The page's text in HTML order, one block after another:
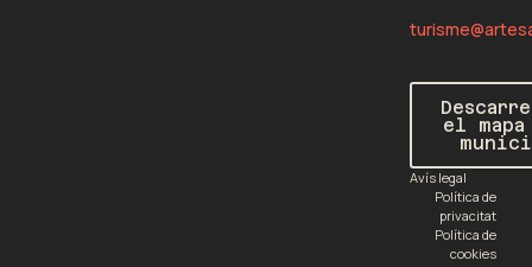
el
Avís legal
Política de
privacitat
Política de
cookies